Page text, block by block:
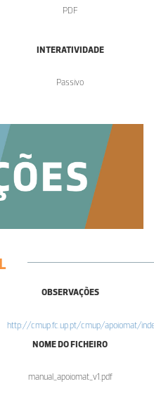
PDF
INTERATIVIDADE
Passivo
OBSERVAÇÕES
http://cmup.fc.up.pt/cmup/apoiomat/
NOME DO FICHEIRO
manual_apoiomat_v1.pdf